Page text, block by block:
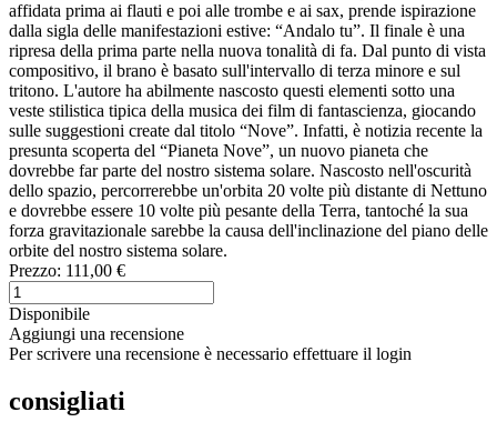
affidata prima ai flauti e poi alle trombe e ai sax, prende ispirazione
dalla sigla delle manifestazioni estive: “Andalo tu”. Il finale è una
ripresa della prima parte nella nuova tonalità di fa. Dal punto di vista
compositivo, il brano è basato sull'intervallo di terza minore e sul
tritono. L'autore ha abilmente nascosto questi elementi sotto una
veste stilistica tipica della musica dei film di fantascienza, giocando
sulle suggestioni create dal titolo “Nove”. Infatti, è notizia recente la
presunta scoperta del “Pianeta Nove”, un nuovo pianeta che
dovrebbe far parte del nostro sistema solare. Nascosto nell'oscurità
dello spazio, percorrerebbe un'orbita 20 volte più distante di Nettuno
e dovrebbe essere 10 volte più pesante della Terra, tantoché la sua
forza gravitazionale sarebbe la causa dell'inclinazione del piano delle
orbite del nostro sistema solare.
Prezzo: 111,00 €
Disponibile
Aggiungi una recensione
Per scrivere una recensione è necessario effettuare il login
consigliati